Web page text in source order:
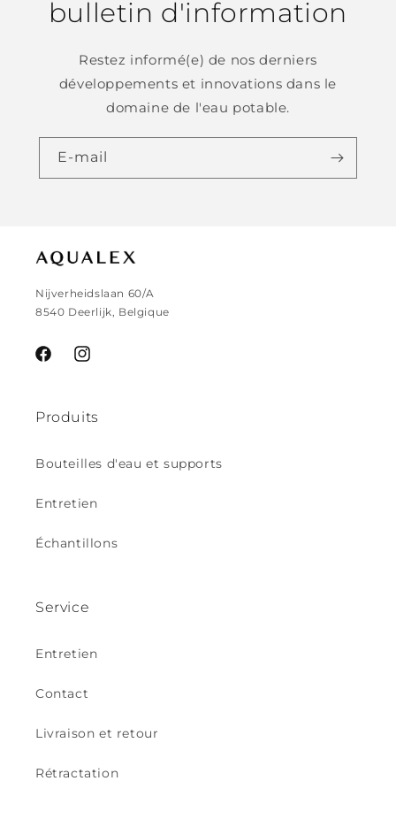
bulletin d'information
Restez informé(e) de nos derniers
développements et innovations dans le
domaine de l'eau potable.
E-mail
Nijverheidslaan 60/A
8540 Deerlijk, Belgique
FacebookInstagram
Produits
Bouteilles d'eau et supports
Entretien
Échantillons
Service
Entretien
Contact
Livraison et retour
Rétractation